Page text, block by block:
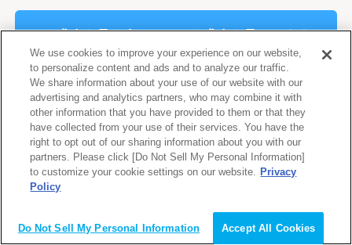
この求人を見た人は、こんな求人も見ています
求人No. 13014
募集中
一般事務（営業事務）【完全在
株式会社スリー・イー
We use cookies to improve your experience on our website,
to personalize content and ads and to analyze our traffic.
We share information about your use of our website with our
advertising and analytics partners, who may combine it with
other information that you have provided to them or that they
have collected from your use of their services. You have the
right to opt out of our sharing information about you with our
partners. Please click [Do Not Sell My Personal Information]
to customize your cookie settings on our website. Privacy
Policy
Do Not Sell My Personal Information Accept All Cookies